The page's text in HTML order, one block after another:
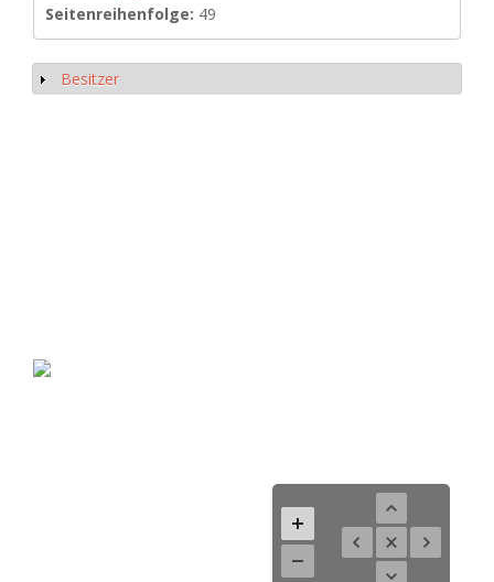
Seitenreihenfolge: 49
Show
Besitzer